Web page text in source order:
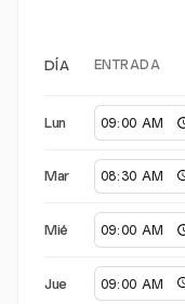
DÍA ENTRADA
Lun
Mar
Mié
Jue